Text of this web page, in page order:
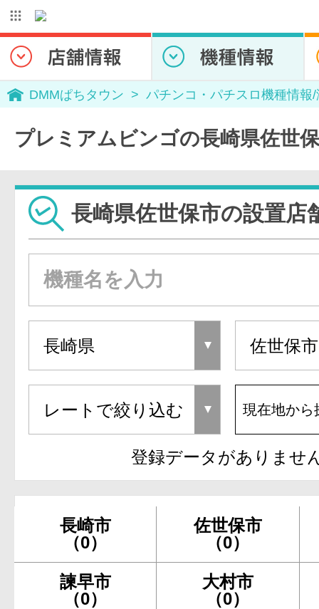
DMMぱちタウン パチンコ・パチスロ機種情報
プレミアムビンゴの長崎県佐世
長崎県佐世保市の設置店
現在地から
登録データがありませ
長崎市
（0）
佐世保市
（0）
諫早市
（0）
大村市
（0）